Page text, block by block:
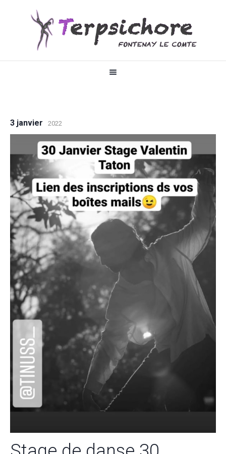
3 janvier 2022